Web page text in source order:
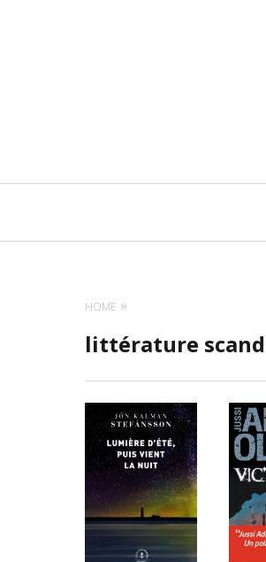
HOME
littérature
LIRE LA SUITE